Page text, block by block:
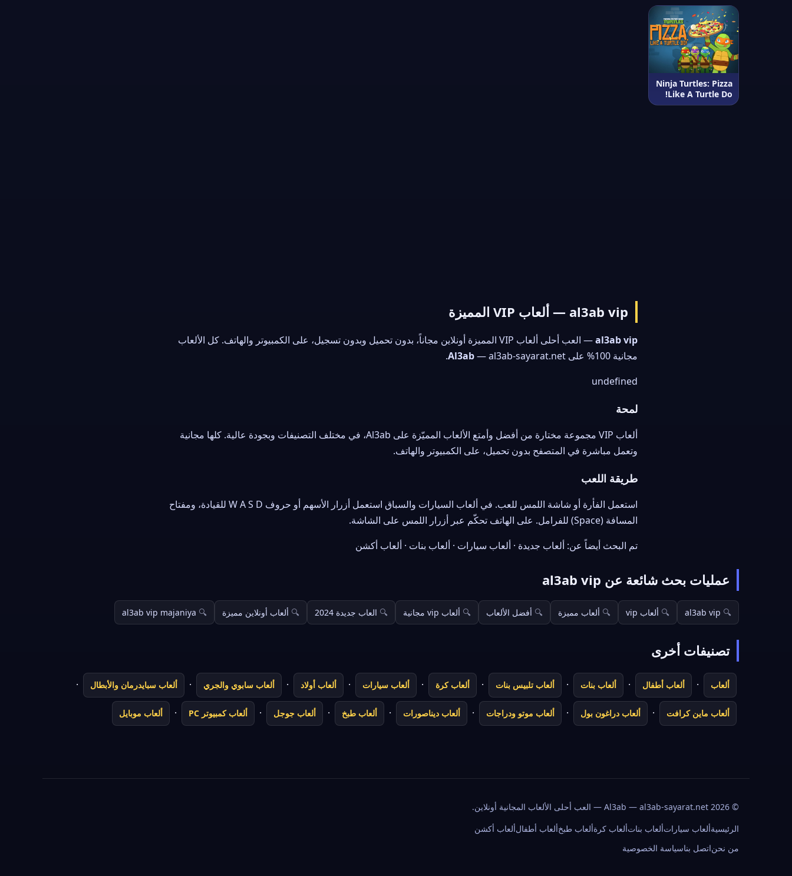
Ninja Turtles: Pizza
Like A Turtle Do!
al3ab vip — ألعاب VIP المميزة
al3ab vip
— العب أحلى ألعاب VIP المميزة أونلاين مجاناً، بدون تحميل وبدون تسجيل، على الكمبيوتر والهاتف. كل الألعاب
مجانية 100% على
Al3ab— al3ab-sayarat.net.
undefined
لمحة
ألعاب VIP مجموعة مختارة من أفضل وأمتع الألعاب المميّزة على Al3ab، في مختلف التصنيفات وبجودة عالية. كلها مجانية
وتعمل مباشرة في المتصفح بدون تحميل، على الكمبيوتر والهاتف.
طريقة اللعب
استعمل الفأرة أو شاشة اللمس للعب. في ألعاب السيارات والسباق استعمل أزرار الأسهم أو حروف W A S D للقيادة، ومفتاح
المسافة (Space) للفرامل. على الهاتف تحكّم عبر أزرار اللمس على الشاشة.
تم البحث أيضاً عن: ألعاب جديدة · ألعاب سيارات · ألعاب بنات · ألعاب أكشن
عمليات بحث شائعة عن al3ab vip
al3ab vip ألعاب vip ألعاب مميزة أفضل الألعاب ألعاب vip مجانية العاب جديدة 2024 ألعاب أونلاين مميزة al3ab vip majaniya
تصنيفات أخرى
ألعاب · ألعاب أطفال · ألعاب بنات · ألعاب تلبيس بنات · ألعاب كرة · ألعاب سيارات · ألعاب أولاد · ألعاب سابوي والجري · ألعاب سبايدرمان والأبطال ·
ألعاب ماين كرافت · ألعاب دراغون بول · ألعاب موتو ودراجات · ألعاب ديناصورات · ألعاب طبخ · ألعاب جوجل · ألعاب كمبيوتر PC · ألعاب موبايل
©
2026
الرئيسيةألعاب سياراتألعاب بناتألعاب كرةألعاب طبخألعاب أطفالألعاب أكشن
من نحناتصل بناسياسة الخصوصية